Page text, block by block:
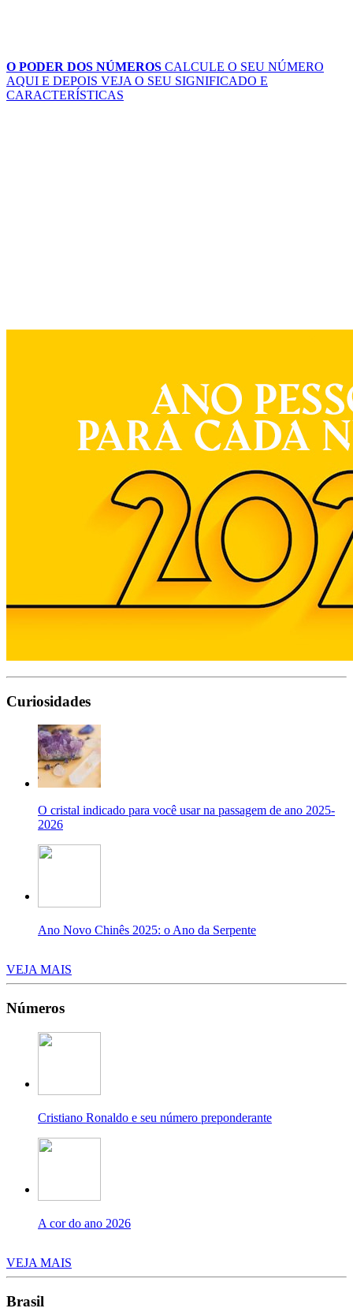
O PODER DOS NÚMEROS CALCULE O SEU NÚMERO
AQUI E DEPOIS VEJA O SEU SIGNIFICADO E
CARACTERÍSTICAS
Curiosidades
O cristal indicado para você usar na passagem de ano 2025-
2026
Ano Novo Chinês 2025: o Ano da Serpente
VEJA MAIS
Números
Cristiano Ronaldo e seu número preponderante
A cor do ano 2026
VEJA MAIS
Brasil